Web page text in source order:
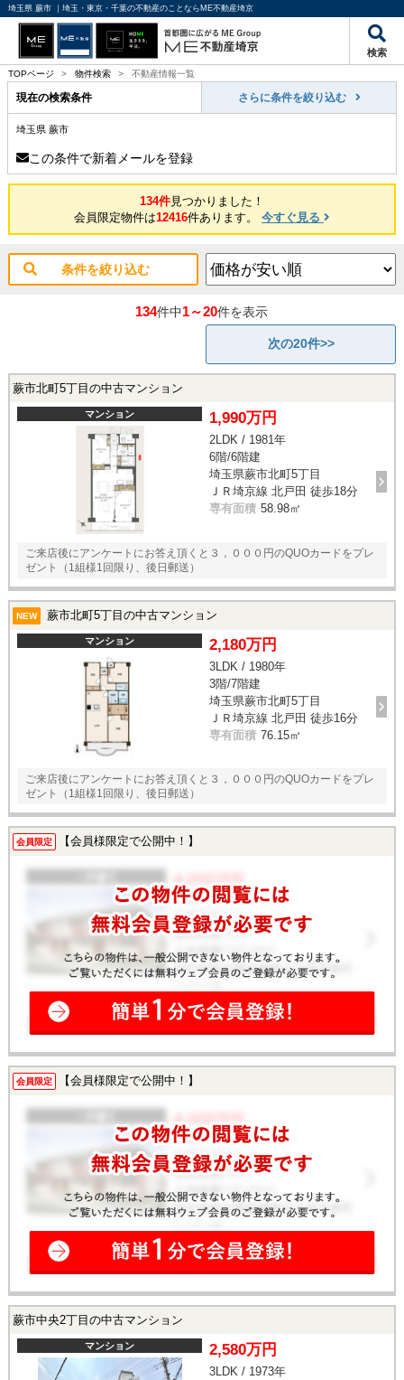
埼玉県 蕨市 ｜埼玉・東京・千葉の不動産のことならME不動産埼京
検索
TOPページ > 物件検索 > 不動産情報一覧
現在の検索条件 さらに条件を絞り込む
埼玉県 蕨市
この条件で新着メールを登録
134件見つかりました！
会員限定物件は12416件あります。 今すぐ見る
条件を絞り込む
134件中1～20件を表示
次の20件>>
蕨市北町5丁目の中古マンション
マンション 1,990万円
2LDK / 1981年
6階/6階建
埼玉県蕨市北町5丁目
ＪＲ埼京線 北戸田 徒歩18分
専有面積 58.98㎡
ご来店後にアンケートにお答え頂くと３，０００円のQUOカードをプレ
ゼント（1組様1回限り、後日郵送）
NEW 蕨市北町5丁目の中古マンション
マンション 2,180万円
3LDK / 1980年
3階/7階建
埼玉県蕨市北町5丁目
ＪＲ埼京線 北戸田 徒歩16分
専有面積 76.15㎡
ご来店後にアンケートにお答え頂くと３，０００円のQUOカードをプレ
ゼント（1組様1回限り、後日郵送）
会員限定 【会員様限定で公開中！】
会員限定 【会員様限定で公開中！】
蕨市中央2丁目の中古マンション
マンション 2,580万円
3LDK / 1973年